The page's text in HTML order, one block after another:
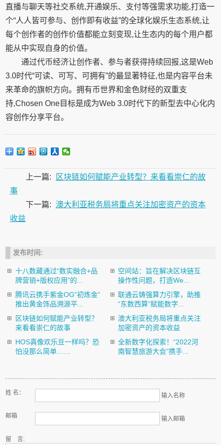
直播与聊天等社交系统,开通娱乐、支付等强需求功能,打造一
个“人人皆可参与、创作即有收益”的全球化娱乐生态系统,让
每个创作者的创作价值都能立刻变现,让生态内的每个用户都
能从中实现自身的价值。
通过代币经济让创作者、参与者获得持续回报,这是Web
3.0时代“可读、可写、可拥有”的最显著特征,也是内容平台未
来革命的旗帜方向。拥有币世界和金色财经的双重支
持,Chosen One目标是成为Web 3.0时代下的新型去中心化内
容创作分享平台。
上一篇:
区块链如何赋能产业转型？来看看崇仁的故
事
下一篇: 澳大利亚税务局将重点关注加密资产的资本
收益
发布时间:
十八数藏通过“数实融合+品
牌营销+版权应用”的...
空间站：旨在解决区块链互
操作性问题，打造We...
腾讯云携手紫金OG“初炼金”
推出黄金饰品溯源平...
联通云铸强算力引擎，助推
“东数西算”赋能数字...
区块链如何赋能产业转型？
来看看崇仁的故事
澳大利亚税务局将重点关注
加密资产的资本收益
HOS真像欢乐豆一样吗？恐
怕没那么简单……
全新数字化探索！“2022河
南智慧旅游大会”携手...
姓 名： 输入名称
邮箱 输入邮箱
留 言: